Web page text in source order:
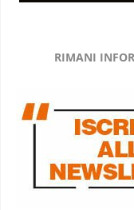
RIMANI